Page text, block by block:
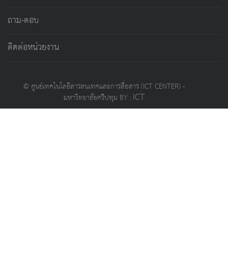
ถาม-ตอบ
ติดต่อหน่วยงาน
© ศูนย์เทคโนโลยีสารสนเทศและการสื่อสาร (ICT CENTER) -
มหาวิทยาลัยศรีปทุม BY : ICT